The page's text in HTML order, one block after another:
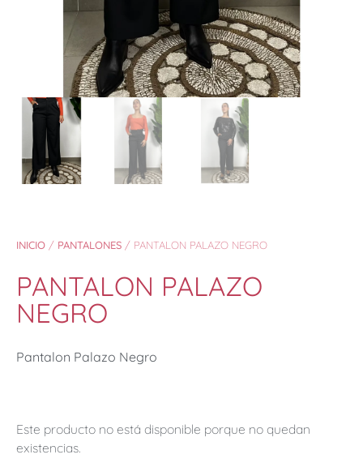
INICIO / PANTALONES / PANTALON PALAZO NEGRO
PANTALON PALAZO
NEGRO
Pantalon Palazo Negro
Este producto no está disponible porque no quedan
existencias.